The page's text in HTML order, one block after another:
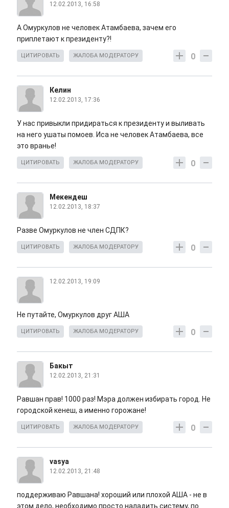
12.02.2013, 16:58
А Омуркулов не человек Атамбаева, зачем его
приплетают к президенту?!
0
ЦИТИРОВАТЬ ЖАЛОБА МОДЕРАТОРУ
Келин
12.02.2013, 17:36
У нас привыкли придираться к президенту и выливать
на него ушаты помоев. Иса не человек Атамбаева, все
это вранье!
0
ЦИТИРОВАТЬ ЖАЛОБА МОДЕРАТОРУ
Мекендеш
12.02.2013, 18:37
Разве Омуркулов не член СДПК?
0
ЦИТИРОВАТЬ ЖАЛОБА МОДЕРАТОРУ
12.02.2013, 19:09
Не путайте, Омуркулов друг АША
0
ЦИТИРОВАТЬ ЖАЛОБА МОДЕРАТОРУ
Бакыт
12.02.2013, 21:31
Равшан прав! 1000 раз! Мэра должен избирать город. Не
городской кенеш, а именно горожане!
0
ЦИТИРОВАТЬ ЖАЛОБА МОДЕРАТОРУ
vasya
12.02.2013, 21:48
поддерживаю Равшана! хороший или плохой АША - не в
этом дело, необходимо просто наладить систему, по